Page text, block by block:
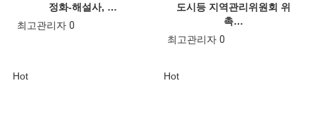
정화-해설사, …
최고관리자 0
도시등 지역관리위원회 위
촉…
최고관리자 0
Hot Hot